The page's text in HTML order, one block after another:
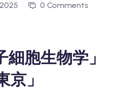
2025 0 Comments
胞生物学」
」